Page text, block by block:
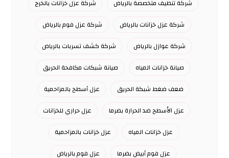
شركة تنظيف متخصصة بالرياض
شركة عزل خزانات بالخرج
شركة عزل خزانات بالرياض
شركة عزل فوم بالرياض
شركة عوازل بالرياض
شركة كشف تسربات بالرياض
صيانة خزانات المياه
صيانة شبكات مكافحة الحريق
ضعف ضغط شبكة الحريق
عزل أسطح بالمزاحمية
عزل الأسطح ضد الحرارة بضرما
عزل حراري للخزانات
عزل خزانات المياه
عزل خزانات بالمزاحمية
عزل فوم أبيض بضرما
عزل فوم بالرياض